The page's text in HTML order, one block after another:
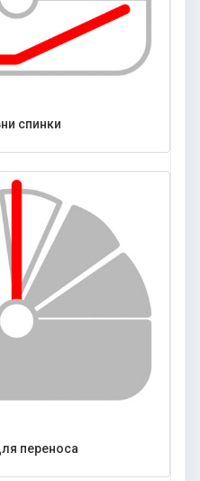
спинки
переноса